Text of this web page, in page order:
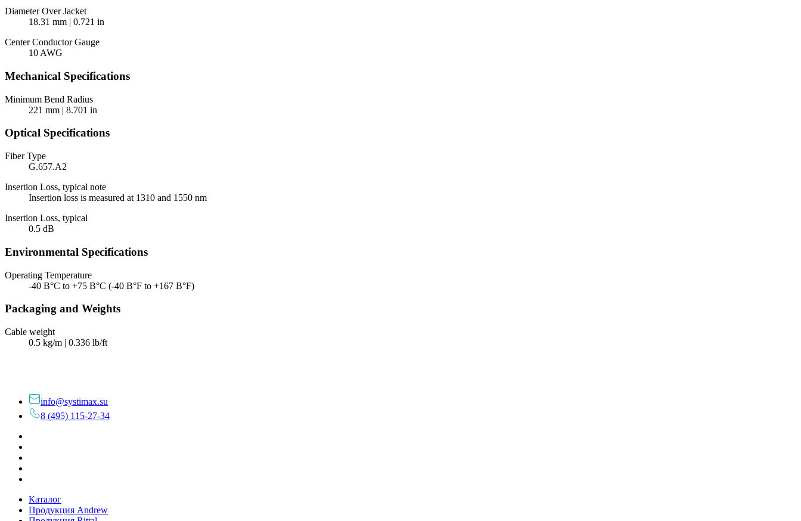
Diameter Over Jacket
18.31 mm | 0.721 in
Center Conductor Gauge
10 AWG
Mechanical Specifications
Minimum Bend Radius
221 mm | 8.701 in
Optical Specifications
Fiber Type
G.657.A2
Insertion Loss, typical note
Insertion loss is measured at 1310 and 1550 nm
Insertion Loss, typical
0.5 dB
Environmental Specifications
Operating Temperature
-40 В°C to +75 В°C (-40 В°F to +167 В°F)
Packaging and Weights
Cable weight
0.5 kg/m | 0.336 lb/ft
info@systimax.su
8 (495) 115-27-34
Каталог
Продукция Andrew